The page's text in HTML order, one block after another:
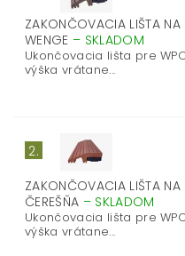
ZAKONČOVACIA LIŠTA NA
WENGE – SKLADOM
Ukončovacia lišta pre
výška vrátane...
2.
ZAKONČOVACIA LIŠTA NA
ČEREŠŇA – SKLADOM
Ukončovacia lišta pre
výška vrátane...